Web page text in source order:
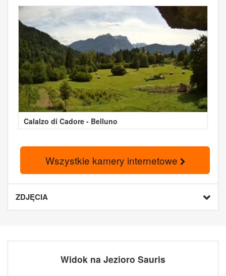
Calalzo di Cadore - Belluno
Wszystkie kamery internetowe
ZDJĘCIA
Widok na Jezioro Sauris